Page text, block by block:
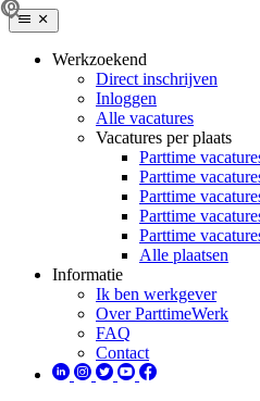
Werkzoekend
Direct inschrijven
Inloggen
Alle vacatures
Vacatures per plaats
Parttime
Parttime
Parttime
Parttime
Parttime
Alle plaatsen
Informatie
Ik ben werkgever
Over ParttimeWerk
FAQ
Contact